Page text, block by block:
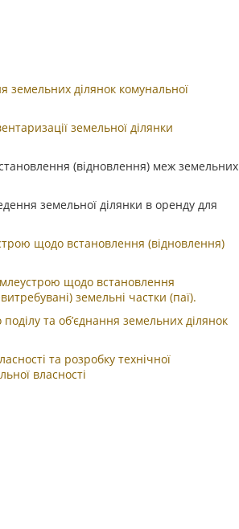
земельних ділянок комунальної
земельної ділянки
(відновлення) меж земельних
земельної ділянки в оренду для
щодо встановлення (відновлення)
щодо встановлення
земельні частки (паї).
та об’єднання земельних ділянок
та розробку технічної
власності